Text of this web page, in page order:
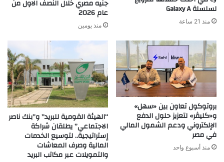
A
لسلسلة Galaxy A
منذ 21 ساعة
جنيه مصري خلال النصف الاول من
عام 2026
منذ يومين
بروتوكول تعاون بين «سهل»
و«كليڤر» لتعزيز حلول الدفع
الإلكتروني ودعم الشمول المالي
في مصر
منذ أسبوع واحد
“الهيئة القومية للبريد” و”بنك ناصر
الاجتماعي” يطلقان شراكة
إستراتيجية.. لتوسيع الخدمات
المالية وصرف المعاشات
والتمويلات عبر مكاتب البريد